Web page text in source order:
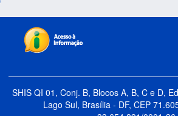
SHIS QI 01, Conj. B, Blocos A, B, C e D,
Lago Sul, Brasília - DF, CEP